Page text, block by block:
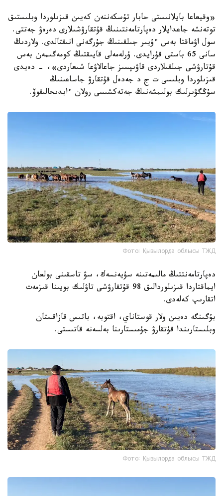
«وقيعاعا بايلانىستى حابار تۇسكەننەن كەيىن قىزىلوردا وبلىستىق
توتەنشە جاعدايلار دەپارتامەنتىنىڭ قۇتقارۋشىلارى دەرەۋ جەتتى.
سول اۋماقتا بەس ءۇيىر جىلقىنىڭ جۇرگەنى انىقتالدى. ولاردىڭ
سانى 65 باستى قۇرايدى. ۇرلەمەلى قايىقتىڭ كومەگىمەن بەس
قۇتارۋشى جىلقىلاردى قاۋىپسىز جاعالاۋعا شىعاردى»، - دەيدى
قىزىلوردا وبلىسى ت ج د جەدەل قۇتقارۋ جاساعىنىڭ
سۇڭگۋىرلىك بولىمشەنىڭ جەتەكشىسى رولان ءابدىحالىقوۆ.
Фото: Қызылорда облысы ТЖД
دەپارتامەنتتىڭ مالىمەتىنە سۇيەنسەك، سۋ تاسقىنى بولعان
ايماقتاردا قىزىلوردالىق 98 قۇتقارۋشى تاۋلىك بويىنا قىزمەت
اتقارىپ كەلەدى.
بۇگىنگە دەيىن ولار قوستاناي، اقتوبە، باتىس قازاقستان
وبلىستارىندا قۇتقارۋ جۇمىستارىنا بەلسەنە قاتىستى.
Фото: Қызылорда облысы ТЖД